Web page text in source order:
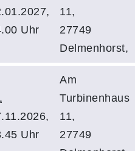
Uhr
11,
27749
Delmenhorst,
Uhr
Am
Turbinenhaus
11,
27749